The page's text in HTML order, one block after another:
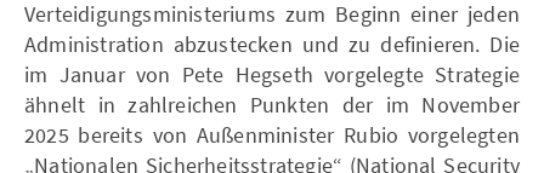
Verteidigungsministeriums zum Beginn einer jeden
Administration abzustecken und zu definieren. Die
im Januar von Pete Hegseth vorgelegte Strategie
ähnelt in zahlreichen Punkten der im November
2025 bereits von Außenminister Rubio vorgelegten
„Nationalen Sicherheitsstrategie“ (National Security